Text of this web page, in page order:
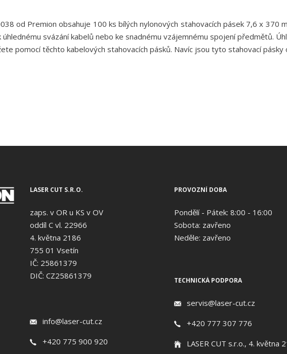
od Premion obsahuje 100 ks bílých nylonových stahovacích pásek 7,6 x
svázání kabelů nebo ke snadnému vzájemnému spojení předmětů.
pomocí těchto kabelových stahovacích pásků. Navíc jsou tyto stahovací pásky
LASER CUT S.R.O.
zaps. v OR u KS v OV
oddíl C vl. 22966
4. května 2186
755 01 Vsetín
IČ: 25861379
DIČ: CZ25861379
info@laser-cut.cz
+420 775 900 920
PROVOZNÍ DOBA
Pondělí - Pátek: 8:00 - 16:00
Sobota: zavřeno
Neděle: zavřeno
TECHNICKÁ PODPORA
servis@laser-cut.cz
+420 777 307 776
LASER CUT s.r.o., 4. května